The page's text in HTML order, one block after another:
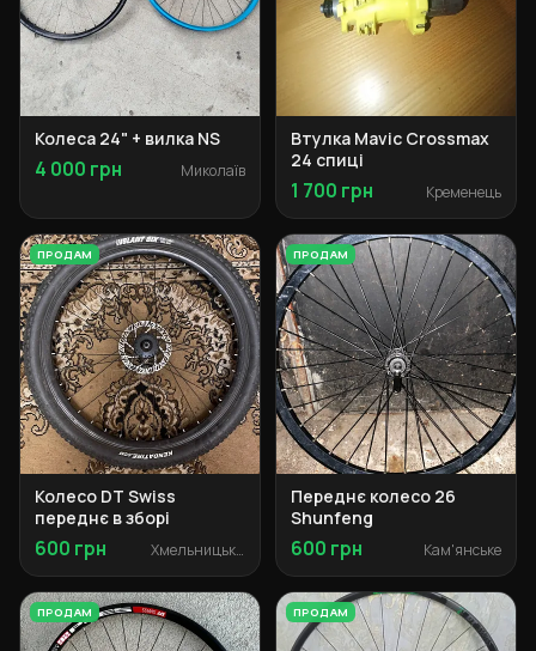
Колеса 24" + вилка NS
4 000 грн Миколаїв
Втулка Mavic Crossmax
24 спиці
1 700 грн Кременець
ПРОДАМ
Колесо DT Swiss
переднє в зборі
600 грн Хмельницький
ПРОДАМ
Переднє колесо 26
Shunfeng
600 грн Кам'янське
ПРОДАМ ПРОДАМ